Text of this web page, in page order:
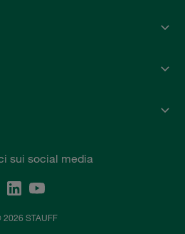
sui social media
STAUFF